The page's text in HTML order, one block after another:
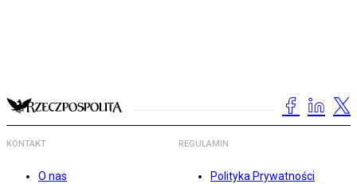
KONTAKT
O nas
REGULAMIN
Polityka Prywatności